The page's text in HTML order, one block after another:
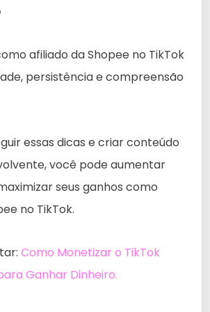
afiliado da Shopee no TikTok
persistência e compreensão
essas dicas e criar conteúdo
você pode aumentar
seus ganhos como
no TikTok.
Como Monetizar o TikTok
Ganhar Dinheiro.